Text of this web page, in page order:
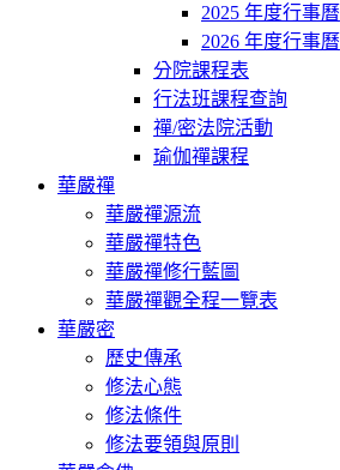
2025 年度行事曆
2026 年度行事曆
分院課程表
行法班課程查詢
禪/密法院活動
瑜伽禪課程
華嚴禪
華嚴禪源流
華嚴禪特色
華嚴禪修行藍圖
華嚴禪觀全程一覽表
華嚴密
歷史傳承
修法心態
修法條件
修法要領與原則